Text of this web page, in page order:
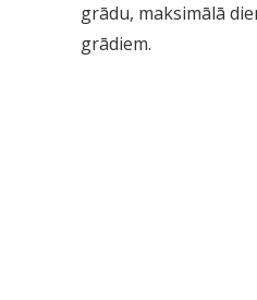
grādu, maksimālā
grādiem.